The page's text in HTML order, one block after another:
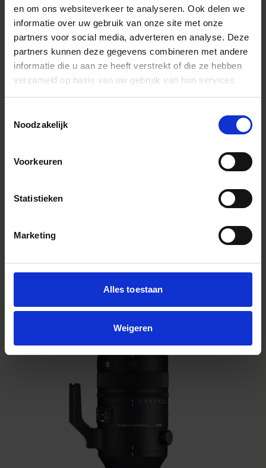
en om ons websiteverkeer te analyseren. Ook delen we
informatie over uw gebruik van onze site met onze
partners voor social media, adverteren en analyse. Deze
partners kunnen deze gegevens combineren met andere
informatie die u aan ze heeft verstrekt of die ze hebben
verzameld op basis van uw gebruik van hun services.
Noodzakelijk
Voorkeuren
Statistieken
Marketing
Alles toestaan
Weigeren
Selecteer het betreffende product op deVOLGENDE PAGINA
, ga naar de downloadpagina, klik op "Sony E-mount
(toepasselijk serienummer)" en volg de updateprocedure:
*Na de update moet u de batterij uit de camera
verwijderen en opnieuw plaatsen.
Voor verdere informatie kunt u contact opnemen met uw
dichtstbijzijnde geautoriseerde SIGMA-filiaal of
distributeur.